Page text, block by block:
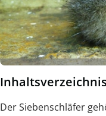
Inhaltsverzeichnis
Der Siebenschläfer